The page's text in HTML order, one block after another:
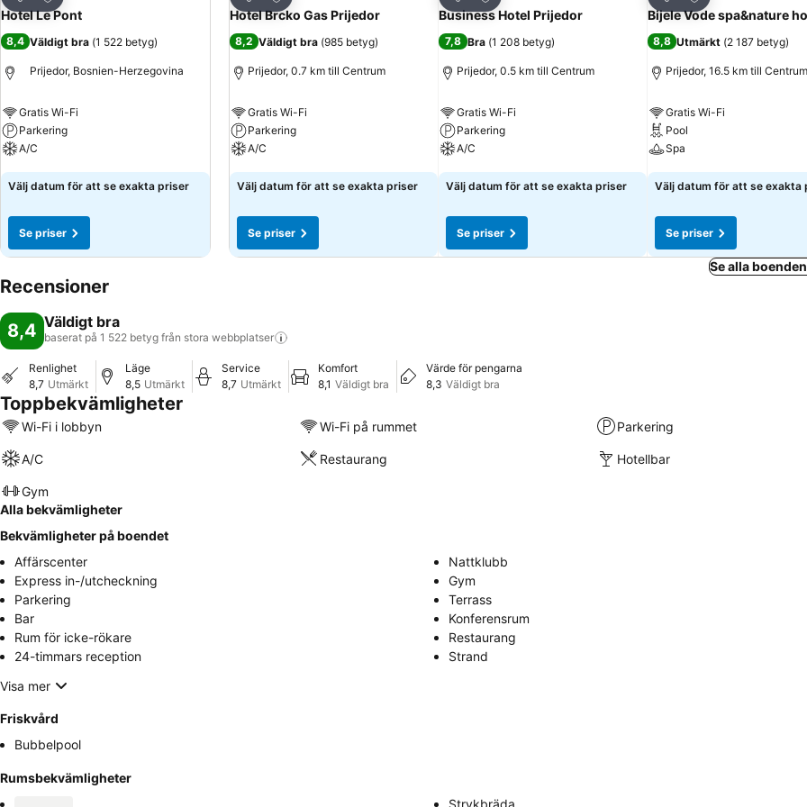
Dela
Hotel Le Pont
8,4 Väldigt bra (1 522 betyg)
Prijedor, Bosnien-Herzegovina
Gratis Wi-Fi
Parkering
A/C
Se priser
Välj datum för att se exakta priser
Se priser
Dela
Hotel Brcko Gas Prijedor
8,2 Väldigt bra (985 betyg)
Prijedor, 0.7 km till Centrum
Gratis Wi-Fi
Parkering
A/C
Se priser
Välj datum för att se exakta priser
Se priser
Dela
Business Hotel Prijedor
7,8 Bra (1 208 betyg)
Prijedor, 0.5 km till Centrum
Gratis Wi-Fi
Parkering
A/C
Se priser
Välj datum för att se exakta priser
Se priser
Dela
Bijele Vode spa&nature
8,8 Utmärkt (2 187 betyg)
Prijedor, 16.5 km till Centrum
Gratis Wi-Fi
Pool
Spa
Se priser
Välj datum för att se exakta
Se priser
Se alla
Recensioner
8,4 Väldigt bra
baserat på 1 522 betyg från stora webbplatser
Renlighet
8,7 Utmärkt
Läge
8,5 Utmärkt
Service
8,7 Utmärkt
Komfort
8,1 Väldigt bra
Värde för pengarna
8,3 Väldigt bra
Toppbekvämligheter
Wi-Fi i lobbyn Wi-Fi på rummet Parkering
A/C Restaurang Hotellbar
Gym
Alla bekvämligheter
Bekvämligheter på boendet
Affärscenter
Nattklubb
Express in-/utcheckning
Gym
Parkering
Terrass
Bar
Konferensrum
Rum för icke-rökare
Restaurang
24-timmars reception
Strand
Visa mer
Friskvård
Bubbelpool
Rumsbekvämligheter
Strykbräda